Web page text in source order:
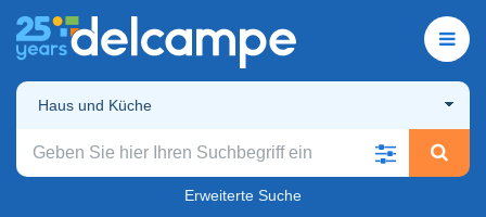
Haus und Küche
Erweiterte Suche